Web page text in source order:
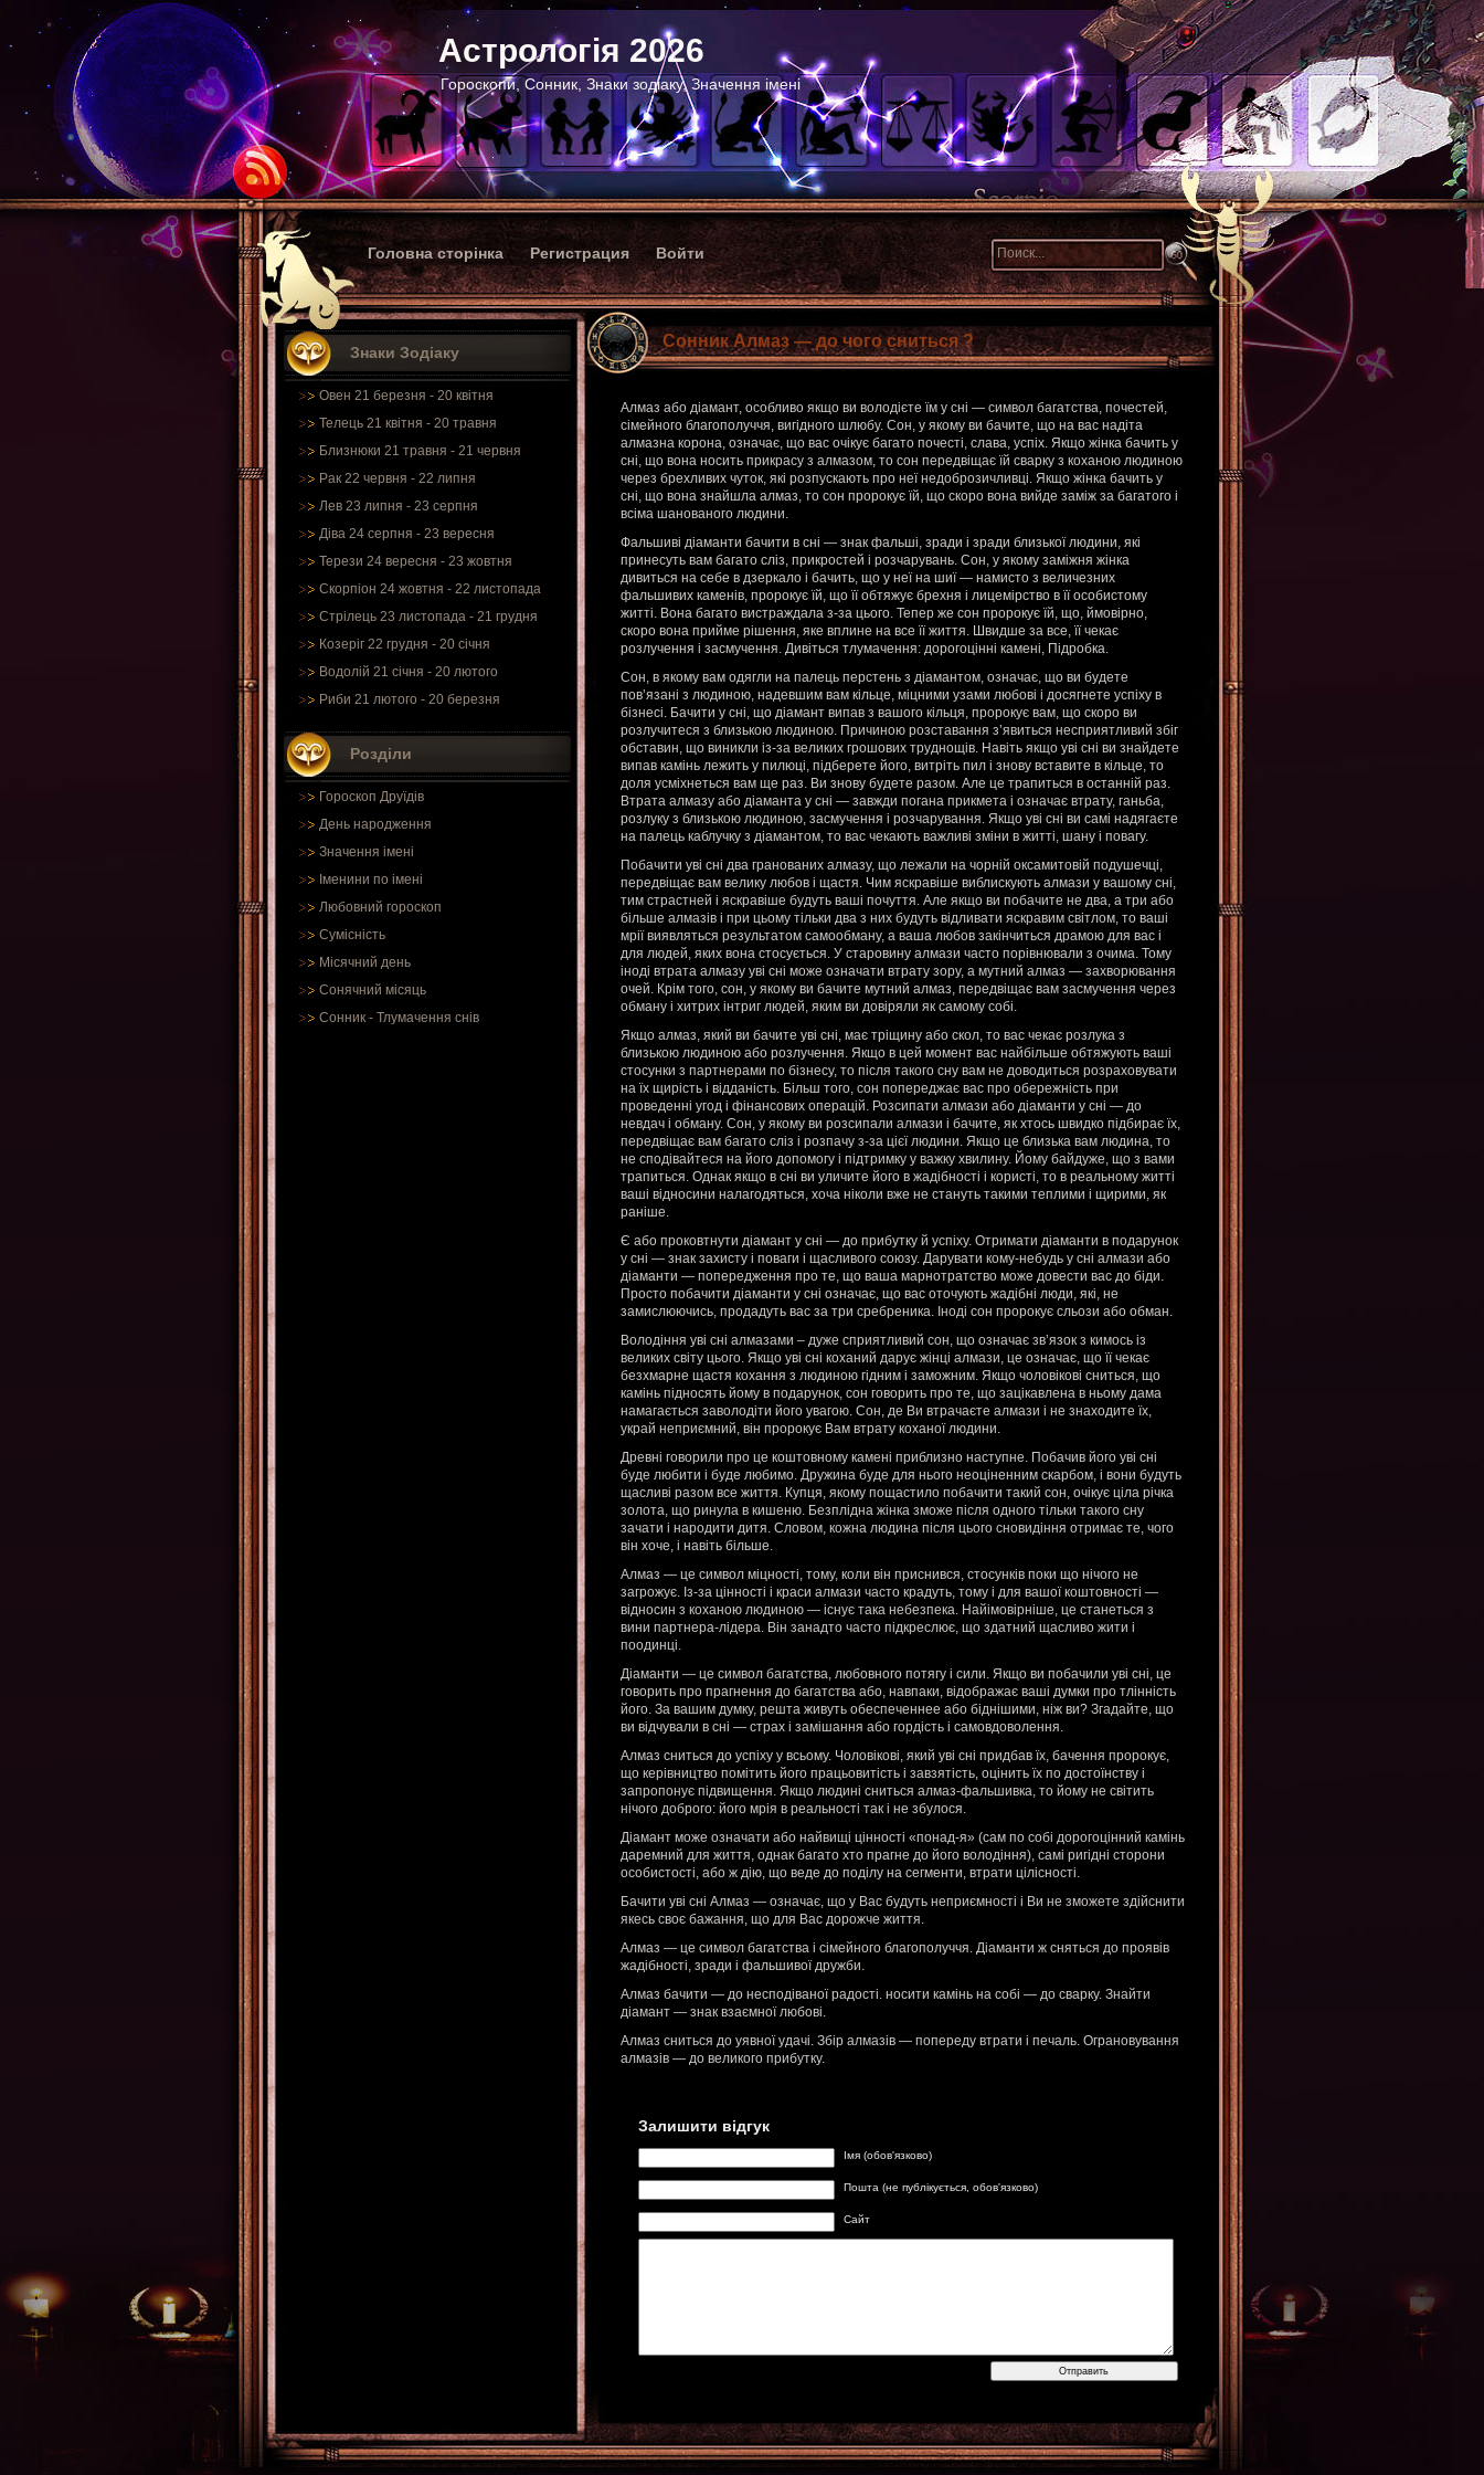
Астрологія 2026
Гороскопи, Сонник, Знаки зодіаку, Значення імені
Головна сторінка Регистрация Войти
Знаки Зодіаку
Овен 21 березня - 20 квітня
Телець 21 квітня - 20 травня
Близнюки 21 травня - 21 червня
Рак 22 червня - 22 липня
Лев 23 липня - 23 серпня
Діва 24 серпня - 23 вересня
Терези 24 вересня - 23 жовтня
Скорпіон 24 жовтня - 22 листопада
Стрілець 23 листопада - 21 грудня
Козеріг 22 грудня - 20 січня
Водолій 21 січня - 20 лютого
Риби 21 лютого - 20 березня
Розділи
Гороскоп Друїдів
День народження
Значення імені
Іменини по імені
Любовний гороскоп
Сумісність
Місячний день
Сонячний місяць
Сонник - Тлумачення снів
Сонник Алмаз — до чого сниться ?
Алмаз або діамант, особливо якщо ви володієте їм у сні — символ багатства, почестей,
сімейного благополуччя, вигідного шлюбу. Сон, у якому ви бачите, що на вас надіта
алмазна корона, означає, що вас очікує багато почесті, слава, успіх. Якщо жінка бачить у
сні, що вона носить прикрасу з алмазом, то сон передвіщає їй сварку з коханою людиною
через брехливих чуток, які розпускають про неї недоброзичливці. Якщо жінка бачить у
сні, що вона знайшла алмаз, то сон пророкує їй, що скоро вона вийде заміж за багатого і
всіма шанованого людини.
Фальшиві діаманти бачити в сні — знак фальші, зради і зради близької людини, які
принесуть вам багато сліз, прикростей і розчарувань. Сон, у якому заміжня жінка
дивиться на себе в дзеркало і бачить, що у неї на шиї — намисто з величезних
фальшивих каменів, пророкує їй, що її обтяжує брехня і лицемірство в її особистому
житті. Вона багато вистраждала з-за цього. Тепер же сон пророкує їй, що, ймовірно,
скоро вона прийме рішення, яке вплине на все її життя. Швидше за все, її чекає
розлучення і засмучення. Дивіться тлумачення: дорогоцінні камені, Підробка.
Сон, в якому вам одягли на палець перстень з діамантом, означає, що ви будете
пов’язані з людиною, надевшим вам кільце, міцними узами любові і досягнете успіху в
бізнесі. Бачити у сні, що діамант випав з вашого кільця, пророкує вам, що скоро ви
розлучитеся з близькою людиною. Причиною розставання з’явиться несприятливий збіг
обставин, що виникли із-за великих грошових труднощів. Навіть якщо уві сні ви знайдете
випав камінь лежить у пилюці, підберете його, витріть пил і знову вставите в кільце, то
доля усміхнеться вам ще раз. Ви знову будете разом. Але це трапиться в останній раз.
Втрата алмазу або діаманта у сні — завжди погана прикмета і означає втрату, ганьба,
розлуку з близькою людиною, засмучення і розчарування. Якщо уві сні ви самі надягаєте
на палець каблучку з діамантом, то вас чекають важливі зміни в житті, шану і повагу.
Побачити уві сні два гранованих алмазу, що лежали на чорній оксамитовій подушечці,
передвіщає вам велику любов і щастя. Чим яскравіше виблискують алмази у вашому сні,
тим страстней і яскравіше будуть ваші почуття. Але якщо ви побачите не два, а три або
більше алмазів і при цьому тільки два з них будуть відливати яскравим світлом, то ваші
мрії виявляться результатом самообману, а ваша любов закінчиться драмою для вас і
для людей, яких вона стосується. У старовину алмази часто порівнювали з очима. Тому
іноді втрата алмазу уві сні може означати втрату зору, а мутний алмаз — захворювання
очей. Крім того, сон, у якому ви бачите мутний алмаз, передвіщає вам засмучення через
обману і хитрих інтриг людей, яким ви довіряли як самому собі.
Якщо алмаз, який ви бачите уві сні, має тріщину або скол, то вас чекає розлука з
близькою людиною або розлучення. Якщо в цей момент вас найбільше обтяжують ваші
стосунки з партнерами по бізнесу, то після такого сну вам не доводиться розраховувати
на їх щирість і відданість. Більш того, сон попереджає вас про обережність при
проведенні угод і фінансових операцій. Розсипати алмази або діаманти у сні — до
невдач і обману. Сон, у якому ви розсипали алмази і бачите, як хтось швидко підбирає їх,
передвіщає вам багато сліз і розпачу з-за цієї людини. Якщо це близька вам людина, то
не сподівайтеся на його допомогу і підтримку у важку хвилину. Йому байдуже, що з вами
трапиться. Однак якщо в сні ви уличите його в жадібності і користі, то в реальному житті
ваші відносини налагодяться, хоча ніколи вже не стануть такими теплими і щирими, як
раніше.
Є або проковтнути діамант у сні — до прибутку й успіху. Отримати діаманти в подарунок
у сні — знак захисту і поваги і щасливого союзу. Дарувати кому-небудь у сні алмази або
діаманти — попередження про те, що ваша марнотратство може довести вас до біди.
Просто побачити діаманти у сні означає, що вас оточують жадібні люди, які, не
замислюючись, продадуть вас за три сребреника. Іноді сон пророкує сльози або обман.
Володіння уві сні алмазами – дуже сприятливий сон, що означає зв’язок з кимось із
великих світу цього. Якщо уві сні коханий дарує жінці алмази, це означає, що її чекає
безхмарне щастя кохання з людиною гідним і заможним. Якщо чоловікові сниться, що
камінь підносять йому в подарунок, сон говорить про те, що зацікавлена в ньому дама
намагається заволодіти його увагою. Сон, де Ви втрачаєте алмази і не знаходите їх,
украй неприємний, він пророкує Вам втрату коханої людини.
Древні говорили про це коштовному камені приблизно наступне. Побачив його уві сні
буде любити і буде любимо. Дружина буде для нього неоціненним скарбом, і вони будуть
щасливі разом все життя. Купця, якому пощастило побачити такий сон, очікує ціла річка
золота, що ринула в кишеню. Безплідна жінка зможе після одного тільки такого сну
зачати і народити дитя. Словом, кожна людина після цього сновидіння отримає те, чого
він хоче, і навіть більше.
Алмаз — це символ міцності, тому, коли він приснився, стосунків поки що нічого не
загрожує. Із-за цінності і краси алмази часто крадуть, тому і для вашої коштовності —
відносин з коханою людиною — існує така небезпека. Найімовірніше, це станеться з
вини партнера-лідера. Він занадто часто підкреслює, що здатний щасливо жити і
поодинці.
Діаманти — це символ багатства, любовного потягу і сили. Якщо ви побачили уві сні, це
говорить про прагнення до багатства або, навпаки, відображає ваші думки про тлінність
його. За вашим думку, решта живуть обеспеченнее або біднішими, ніж ви? Згадайте, що
ви відчували в сні — страх і замішання або гордість і самовдоволення.
Алмаз сниться до успіху у всьому. Чоловікові, який уві сні придбав їх, бачення пророкує,
що керівництво помітить його працьовитість і завзятість, оцінить їх по достоїнству і
запропонує підвищення. Якщо людині сниться алмаз-фальшивка, то йому не світить
нічого доброго: його мрія в реальності так і не збулося.
Діамант може означати або найвищі цінності «понад-я» (сам по собі дорогоцінний камінь
даремний для життя, однак багато хто прагне до його володіння), самі ригідні сторони
особистості, або ж дію, що веде до поділу на сегменти, втрати цілісності.
Бачити уві сні Алмаз — означає, що у Вас будуть неприємності і Ви не зможете здійснити
якесь своє бажання, що для Вас дорожче життя.
Алмаз — це символ багатства і сімейного благополуччя. Діаманти ж сняться до проявів
жадібності, зради і фальшивої дружби.
Алмаз бачити — до несподіваної радості. носити камінь на собі — до сварку. Знайти
діамант — знак взаємної любові.
Алмаз сниться до уявної удачі. Збір алмазів — попереду втрати і печаль. Ограновування
алмазів — до великого прибутку.
Залишити відгук
Імя (обов'язково)
Пошта (не публікується, обов'язково)
Сайт